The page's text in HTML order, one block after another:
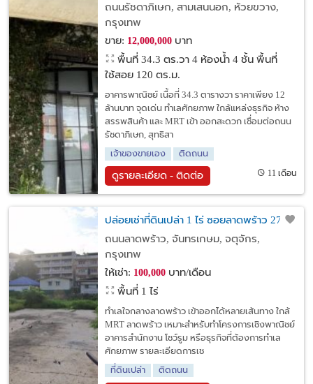
ถนนรัชดาภิเษก, สามเสนนอก, ห้วยขวาง,
กรุงเทพ
ขาย: 12,000,000บาท
พื้นที่ 34.3 ตร.วา 4 ห้องน้ำ 4 ชั้น พื้นที่
ใช้สอย 120 ตร.ม.
อาคารพาณิชย์ เนื้อที่ 34.3 ตารางวา ราคาเพียง 12
ล้านบาท จุดเด่น ทำเลศักยภาพ ใกล้แหล่งธุรกิจ ห้าง
สรรพสินค้า และ MRT เข้า ออกสะดวก เชื่อมต่อถนน
รัชดาภิเษก, สุทธิสา
เจ้าของขายเอง
ติดถนน
ดูรายละเอียด - ติดต่อ 11 เดือน
ปล่อยเช่าที่ดินเปล่า 1 ไร่ ซอยลาดพร้าว 27
ถนนลาดพร้าว, จันทรเกษม, จตุจักร,
กรุงเทพ
ให้เช่า: 100,000บาท/เดือน
พื้นที่ 1 ไร่
ทำเลใจกลางลาดพร้าว เข้าออกได้หลายเส้นทาง ใกล้
MRT ลาดพร้าว เหมาะสำหรับทำโครงการเชิงพาณิชย์
อาคารสำนักงาน โชว์รูม หรือธุรกิจที่ต้องการทำเล
ศักยภาพ รายละเอียดการเช
ที่ดินเปล่า
ติดถนน